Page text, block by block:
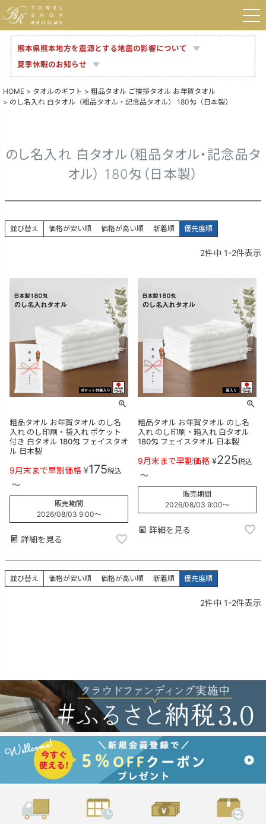
熊本県熊本地方を震源とする地震の影響について
夏季休暇のお知らせ
HOME タオルのギフト
粗品タオル ご挨拶タオル お年賀タオル
のし名入れ 白タオル（粗品タオル・記念品タオル） 180匁（日本製）
のし名入れ 白タオル（粗品タオル・記念品タ
オル） 180匁（日本製）
並び替え 価格が安い順 価格が高い順 新着順 優先度順
2件中 1-2件表示
粗品タオル お年賀タオル のし名
入れ のし印刷・袋入れ ポケット
付き 白タオル 180匁 フェイスタオ
ル 日本製
9月末まで早割価格 ¥175税込
〜
販売期間
2026/08/03 9:00〜
詳細を見る
粗品タオル お年賀タオル のし名
入れ のし印刷・箱入れ 白タオル
180匁 フェイスタオル 日本製
9月末まで早割価格 ¥225税込
〜
販売期間
2026/08/03 9:00〜
詳細を見る
並び替え 価格が安い順 価格が高い順 新着順 優先度順
2件中 1-2件表示